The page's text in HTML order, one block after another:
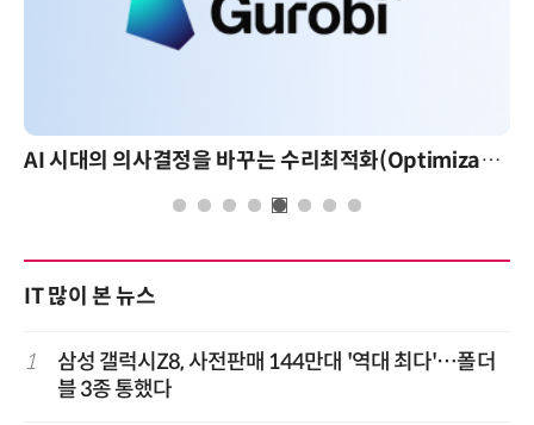
AI 시대의 의사결정을 바꾸는 수리최적화(Optimization): 실제 산업 적용 사례와 활용 전략
IT 많이 본 뉴스
1
삼성 갤럭시Z8, 사전판매 144만대 '역대 최다'…폴더
블 3종 통했다